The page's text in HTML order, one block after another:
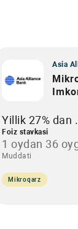
Asia
Yillik 27% dan
Foiz stavkasi
1 oydan 36
Muddati
Mikroqarz